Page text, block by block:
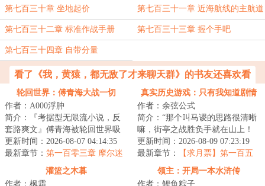
第七百三十章 坐地起价 第七百三十一章 近海航线的主航道
第七百三十二章 标准作战手册 第七百三十三章 握个手吧
第七百三十四章 自带分量
看了《我，黄猿，都无敌了才来聊天群》的书友还喜欢看
轮回世界：傅青海大战一切
作者：A000浮肿
简介：『考据型无限流小说，反
套路爽文』傅青海被轮回世界吸
入了，当他目睹了异形大战食死
徒、绝地武士大...
更新时间：2026-08-07 04:14:35
最新章节： 第一百零三章 摩尔迷
真实历史游戏：只有我知道剧情
作者：余弦公式
简介：“那个叫马谡的思路很清晰
嘛，街亭之战胜负手就在山上！
连山都不敢占的，都是庸才，根
本不足为虑！...
更新时间：2026-08-09 07:23:19
最新章节：
【求月票】第一百五
十四章 新的一枚山河鉴
灌篮之木暮
作者：枫霜
领主：开局一本水浒传
作者：鲤鱼粽子